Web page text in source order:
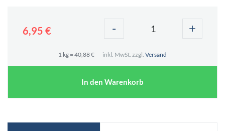
6,95 € - +
1 kg = 40,88 € inkl. MwSt. zzgl. Versand
In den Warenkorb